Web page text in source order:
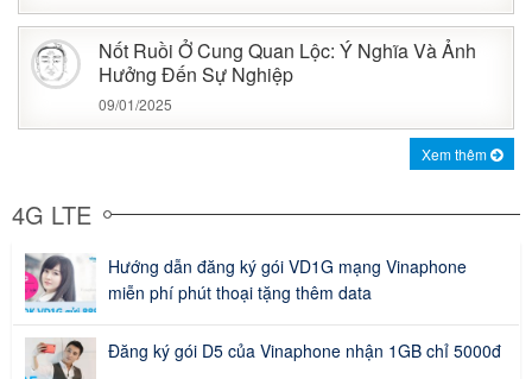
Nốt Ruồi Ở Cung Quan Lộc: Ý Nghĩa Và Ảnh
Hưởng Đến Sự Nghiệp
09/01/2025
Xem thêm
4G LTE
Hướng dẫn đăng ký gói VD1G mạng Vinaphone
miễn phí phút thoại tặng thêm data
Đăng ký gói D5 của Vinaphone nhận 1GB chỉ 5000đ